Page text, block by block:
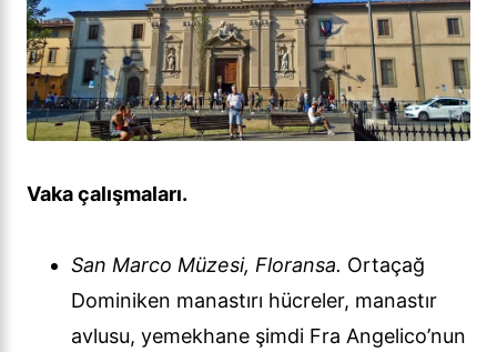
Vaka çalışmaları.
San Marco Müzesi, Floransa. Ortaçağ
Dominiken manastırı hücreler, manastır
avlusu, yemekhane şimdi Fra Angelico’nun